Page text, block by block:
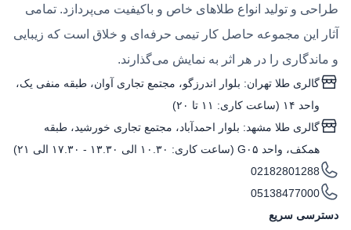
طراحی و تولید انواع طلاهای خاص و باکیفیت می‌پردازد. تمامی
آثار این مجموعه حاصل کار تیمی حرفه‌ای و خلاق است که زیبایی
و ماندگاری را در هر اثر به نمایش می‌گذارند.
گالری طلا تهران: بلوار اندرزگو، مجتمع تجاری آوان، طبقه منفی یک،
واحد ۱۴ (ساعت کاری: ۱۱ تا ۲۰)
گالری طلا مشهد: بلوار احمدآباد، مجتمع تجاری خورشید، طبقه
همکف، واحد G۰۵ (ساعت کاری: ۱۰.۳۰ الی ۱۳.۳۰ - ۱۷.۳۰ الی ۲۱)
02182801288
05138477000
دسترسی سریع